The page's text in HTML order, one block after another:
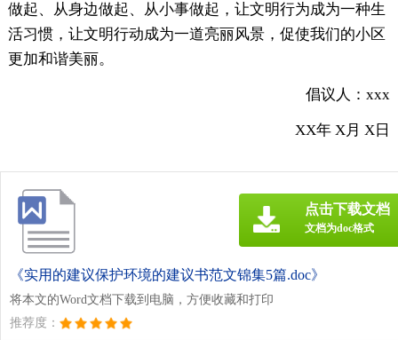
做起、从身边做起、从小事做起，让文明行为成为一种生
活习惯，让文明行动成为一道亮丽风景，促使我们的小区
更加和谐美丽。
倡议人：xxx
XX年 X月 X日
《实用的建议保护环境的建议书范文锦集5篇.doc》
将本文的Word文档下载到电脑，方便收藏和打印
推荐度：
点击下载文档
文档为doc格式